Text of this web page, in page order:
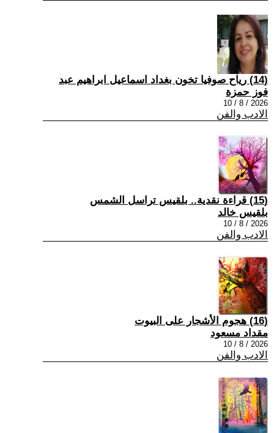
(14) رياح صوفيا تخون بغداد اسماعيل ابراهيم عبد
فوز حمزة
2026 / 8 / 10
الادب والفن
(15) قراءة نقدية.. بلقيس تراسل الشمس
بلقيس خالد
2026 / 8 / 10
الادب والفن
(16) هجوم الأشجار على البيوت
مقداد مسعود
2026 / 8 / 10
الادب والفن